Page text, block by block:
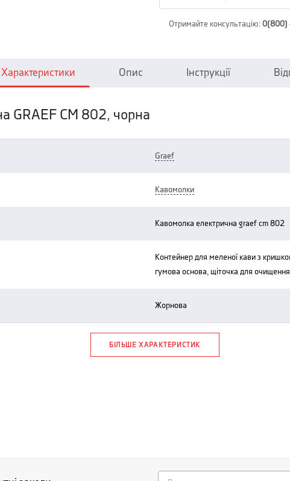
Отримайте консультацію: 0(800)
Характеристики Опис Інструкції
GRAEF CM 802, чорна
graef
кавомолки
кавомолка електрична graef cm 802
контейнер для меленої кави з кришкою, 2 тримачі для холдера, знімна
гумова основа, щіточка для очищення
жорнова
БІЛЬШЕ ХАРАКТЕРИСТИК